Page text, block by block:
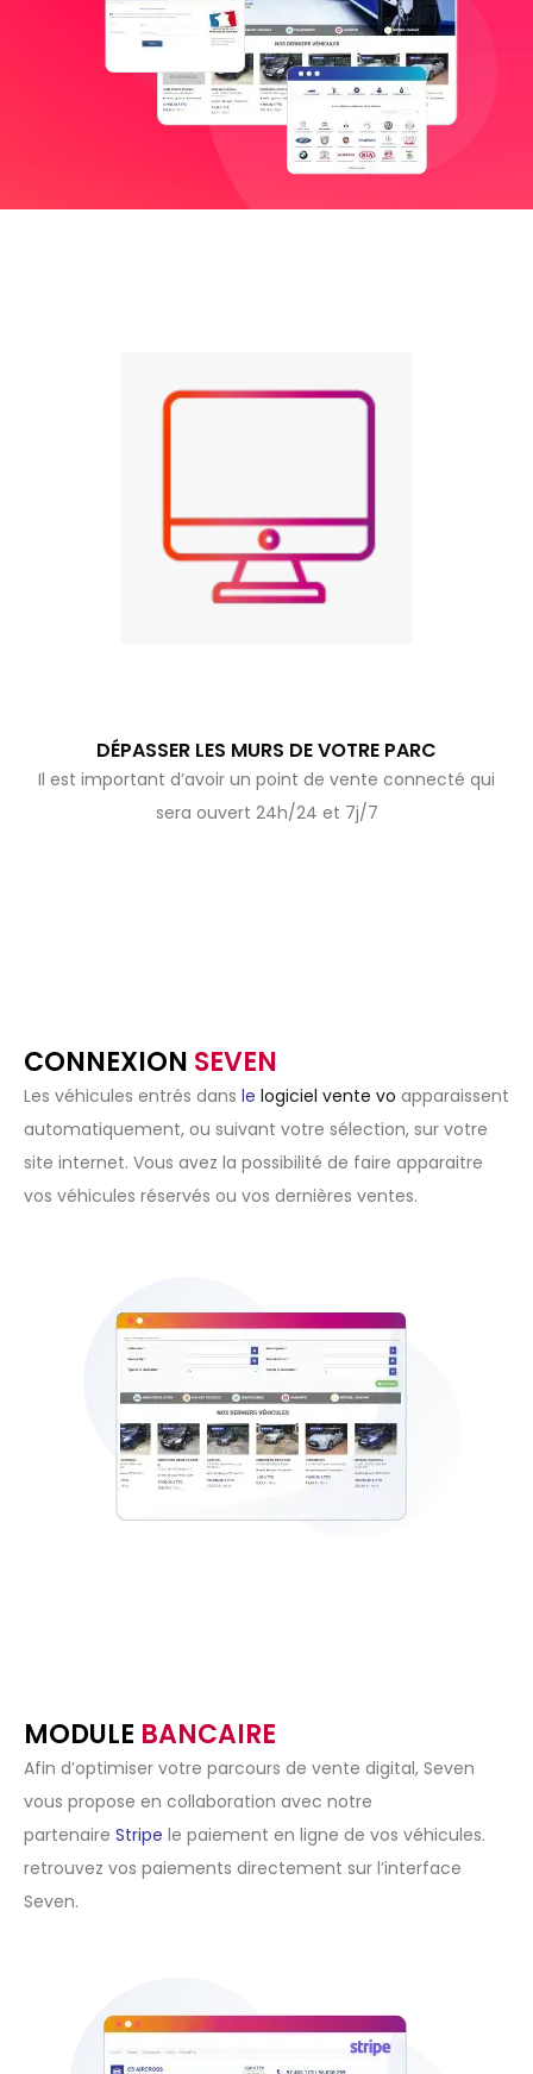
DÉPASSER LES MURS DE VOTRE PARC
Il est important d’avoir un point de vente connecté qui
sera ouvert 24h/24 et 7j/7
CONNEXION SEVEN
Les véhicules entrés dans le logiciel vente vo apparaissent
automatiquement, ou suivant votre sélection, sur votre
site internet. Vous avez la possibilité de faire apparaitre
vos véhicules réservés ou vos dernières ventes.
MODULE BANCAIRE
Afin d’optimiser votre parcours de vente digital, Seven
vous propose en collaboration avec notre
partenaire Stripe le paiement en ligne de vos véhicules.
retrouvez vos paiements directement sur l’interface
Seven.